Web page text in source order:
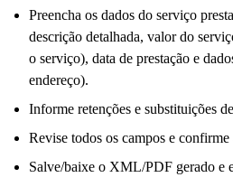
Preencha os dados do serviço
descrição detalhada, valor do
o serviço), data de prestação e
endereço).
Informe retenções e substituições
Revise todos os campos e confirme
Salve/baixe o XML/PDF gerado e